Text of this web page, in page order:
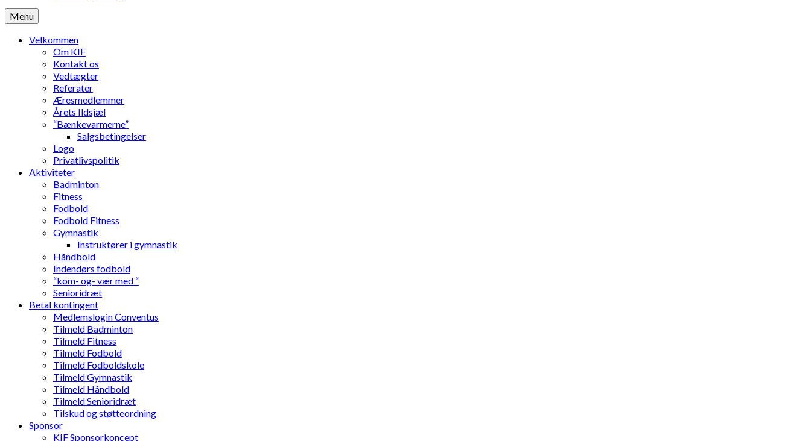
Menu
Velkommen
Om KIF
Kontakt os
Vedtægter
Referater
Æresmedlemmer
Årets Ildsjæl
“Bænkevarmerne”
Salgsbetingelser
Logo
Privatlivspolitik
Aktiviteter
Badminton
Fitness
Fodbold
Fodbold Fitness
Gymnastik
Instruktører i gymnastik
Håndbold
Indendørs fodbold
“kom- og- vær med “
Senioridræt
Betal kontingent
Medlemslogin Conventus
Tilmeld Badminton
Tilmeld Fitness
Tilmeld Fodbold
Tilmeld Fodboldskole
Tilmeld Gymnastik
Tilmeld Håndbold
Tilmeld Senioridræt
Tilskud og støtteordning
Sponsor
KIF Sponsorkoncept